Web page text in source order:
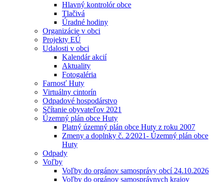
Hlavný kontrolór obce
Tlačivá
Úradné hodiny
Organizácie v obci
Projekty EÚ
Udalosti v obci
Kalendár akcií
Aktuality
Fotogaléria
Farnosť Huty
Virtuálny cintorín
Odpadové hospodárstvo
Sčítanie obyvateľov 2021
Územný plán obce Huty
Platný územný plán obce Huty z roku 2007
Zmeny a doplnky č. 2⁄2021- Územný plán obce
Huty
Odpady
Voľby
Voľby do orgánov samosprávy obcí 24.10.2026
Voľby do orgánov samosprávnych krajov